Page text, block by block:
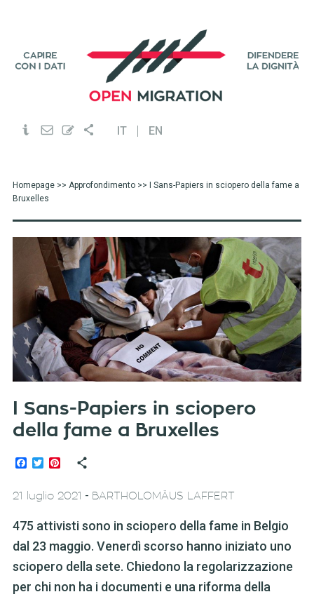
IT EN
Homepage>> Approfondimento>> I Sans-Papiers in sciopero della fame a
Bruxelles
I Sans-Papiers in sciopero
della fame a Bruxelles
Facebook
TwitterPinterest
21 luglio 2021 - BARTHOLOMÄUS LAFFERT
475 attivisti sono in sciopero della fame in Belgio
dal 23 maggio. Venerdì scorso hanno iniziato uno
sciopero della sete. Chiedono la regolarizzazione
per chi non ha i documenti e una riforma della